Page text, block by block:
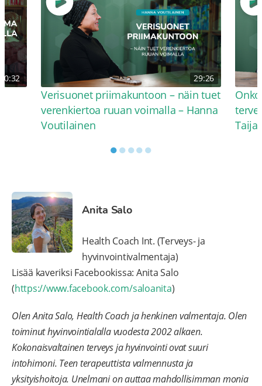
30:32 29:26
Verisuonet priimakuntoon – näin tuet
verenkiertoa ruuan voimalla – Hanna
Voutilainen
Taija
●●●●●
Anita Salo
Health Coach Int. (Terveys- ja
hyvinvointivalmentaja)
Lisää kaveriksi Facebookissa: Anita Salo
(https://www.facebook.com/saloanita)
Olen Anita Salo, Health Coach ja henkinen valmentaja. Olen
toiminut hyvinvointialalla vuodesta 2002 alkaen.
Kokonaisvaltainen terveys ja hyvinvointi ovat suuri
intohimoni. Teen terapeuttista valmennusta ja
yksityishoitoja. Unelmani on auttaa mahdollisimman monia